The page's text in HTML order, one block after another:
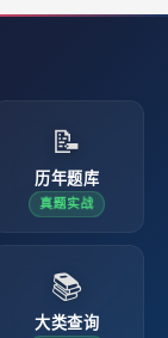
📝
历年题库
真题实战
📚
大类查询